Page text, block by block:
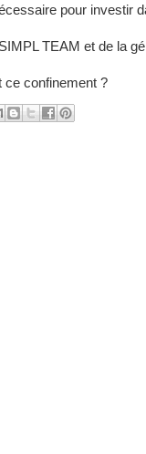
pour investir
TEAM et de la
ce confinement ?